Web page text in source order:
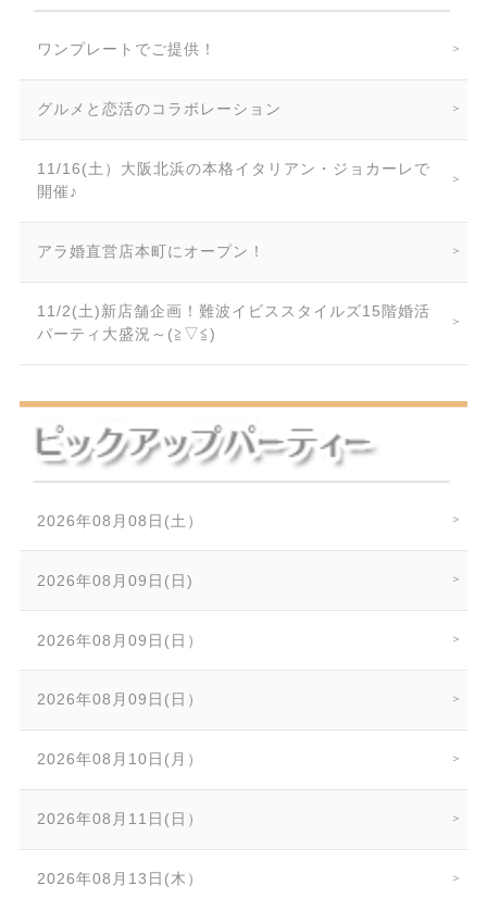
ワンプレートでご提供！
グルメと恋活のコラボレーション
11/16(土）大阪北浜の本格イタリアン・ジョカーレで
開催♪
アラ婚直営店本町にオープン！
11/2(土)新店舗企画！難波イビススタイルズ15階婚活
パーティ大盛況～(≧▽≦)
2026年08月08日(土）
2026年08月09日(日)
2026年08月09日(日）
2026年08月09日(日）
2026年08月10日(月）
2026年08月11日(日）
2026年08月13日(木）